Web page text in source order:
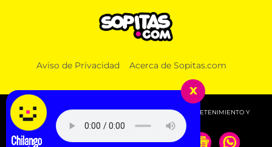
Aviso de Privacidad Acerca de Sopitas.com
© 2026 SOPITAS.COM - MÚSICA, NOTICIAS, DEPORTES, ENTRETENIMIENTO Y
MÁS!.
x